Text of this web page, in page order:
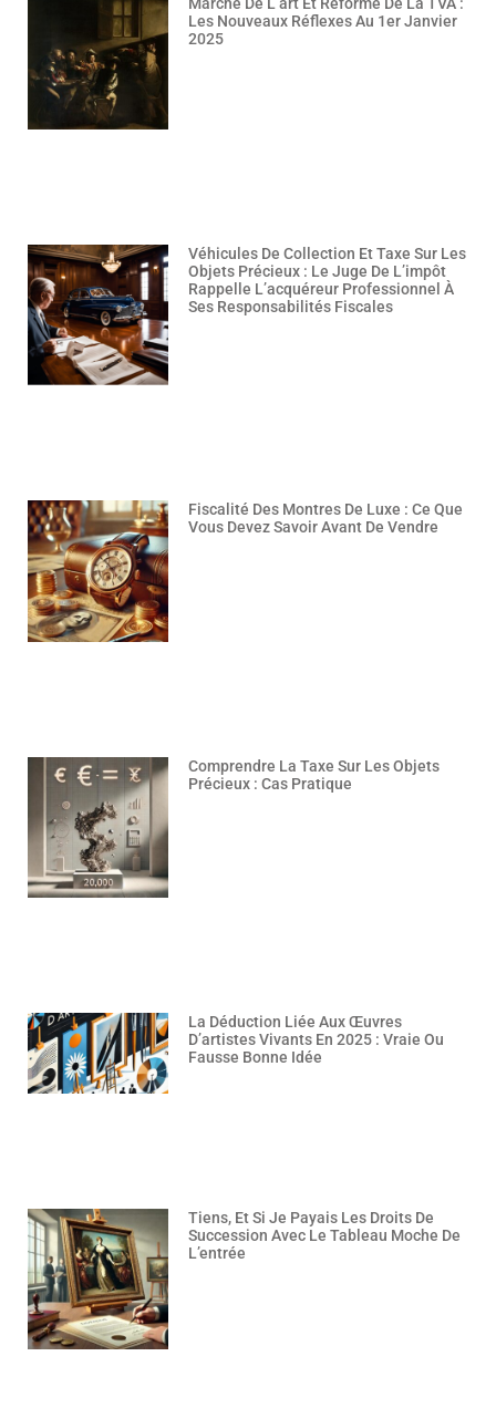
Les Nouveaux Réflexes Au 1er Janvier
2025
Véhicules De Collection Et Taxe Sur Les
Objets Précieux : Le Juge De L’impôt
Rappelle L’acquéreur Professionnel À
Ses Responsabilités Fiscales
Fiscalité Des Montres De Luxe : Ce Que
Vous Devez Savoir Avant De Vendre
Comprendre La Taxe Sur Les Objets
Précieux : Cas Pratique
La Déduction Liée Aux Œuvres
D’artistes Vivants En 2025 : Vraie Ou
Fausse Bonne Idée
Tiens, Et Si Je Payais Les Droits De
Succession Avec Le Tableau Moche De
L’entrée